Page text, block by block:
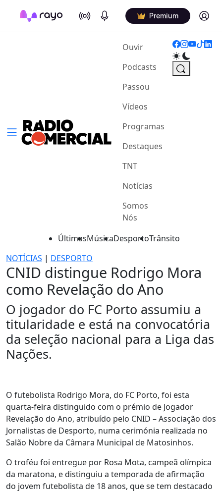
On Air Podcasts Premium Log in
Ouvir(current)
Podcasts
Passou
Vídeos
Programas
Destaques
TNT
Notícias
Somos
Nós
ÚltimasMúsicaDesportoTrânsito
NOTÍCIAS | DESPORTO
CNID distingue Rodrigo Mora
como Revelação do Ano
O jogador do FC Porto assumiu a
titularidade e está na convocatória
da seleção nacional para a Liga das
Nações.
O futebolista Rodrigo Mora, do FC Porto, foi esta
quarta-feira distinguido com o prémio de Jogador
Revelação do Ano, atribuído pelo CNID – Associação dos
Jornalistas de Desporto, numa cerimónia realizada no
Salão Nobre da Câmara Municipal de Matosinhos.
O troféu foi entregue por Rosa Mota, campeã olímpica
da maratona, e distinguiu a temporada de afirmação
do jovem futebolista de 18 anos, que se tem destacado